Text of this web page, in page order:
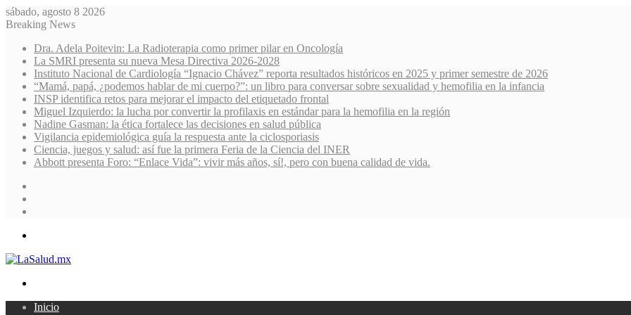
sábado, agosto 8 2026
Breaking News
Dra. Adela Poitevin: La Radioterapia como primer pilar en Oncología
La SMRI presenta su nueva Mesa Directiva 2026-2028
Instituto Nacional de Cardiología “Ignacio Chávez” reporta resultados históricos en 2025 y primer semestre de 2026
“Mamá, papá, ¿podemos hablar de mi cuerpo?”: un libro para conversar sobre sexualidad y hemofilia en la infancia
INSP identifica retos para mejorar el impacto del etiquetado frontal
Miguel Izquierdo: la lucha por convertir la profilaxis en estándar para la hemofilia en la región
Nadine Gasman: la ética fortalece las decisiones en salud pública
Vigilancia epidemiológica guía la respuesta ante la ciclosporiasis
Ciencia, juegos y salud: así fue la primera Feria de la Ciencia del INER
Abbott presenta Foro: “Enlace Vida”: vivir más años, sí!, pero con buena calidad de vida.
Inicio